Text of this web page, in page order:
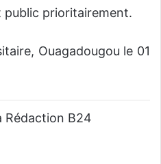
public prioritairement.
Ouagadougou le 01
Rédaction B24